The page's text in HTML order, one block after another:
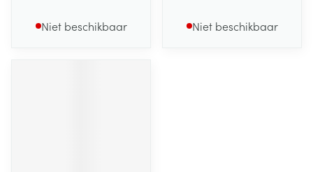
Niet beschikbaar Niet beschikbaar